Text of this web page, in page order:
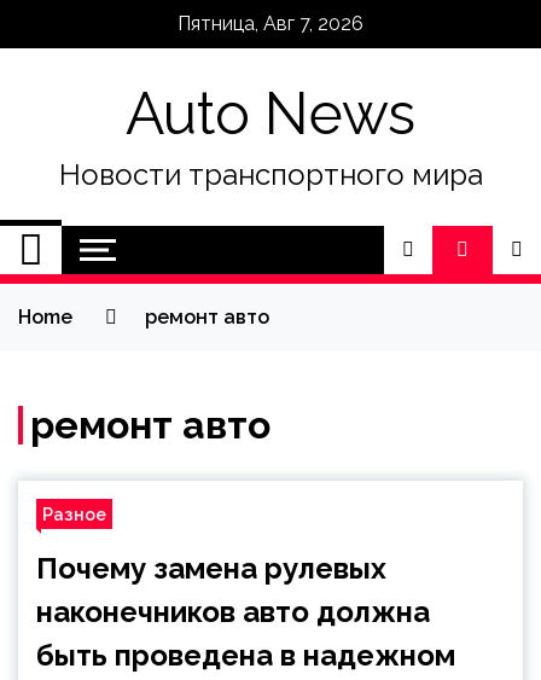
Пятница, Авг 7, 2026
Auto News
Новости транспортного мира
Home ремонт авто
ремонт авто
Разное
Почему замена рулевых
наконечников авто должна
быть проведена в надежном